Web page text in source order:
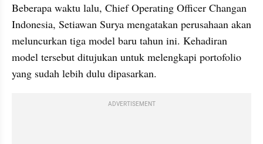
Beberapa waktu lalu, Chief Operating Officer Changan
Indonesia, Setiawan Surya mengatakan perusahaan akan
meluncurkan tiga model baru tahun ini. Kehadiran
model tersebut ditujukan untuk melengkapi portofolio
yang sudah lebih dulu dipasarkan.
ADVERTISEMENT